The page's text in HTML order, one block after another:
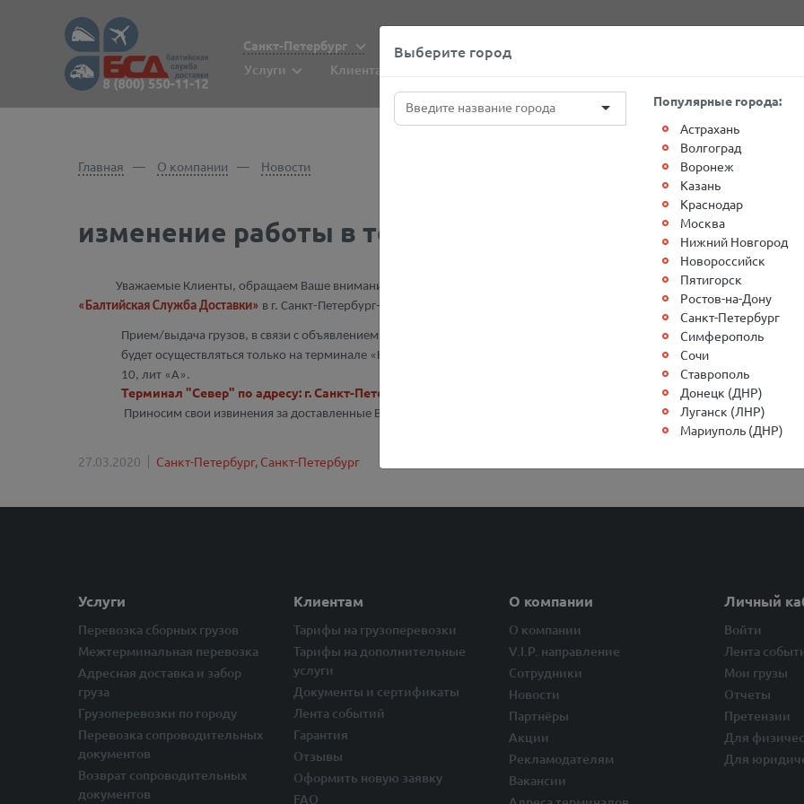
Санкт-Петербург +7(812)767-20-27
Услуги Клиентам
Главная О компании Новости
изменение работы в терминальных
Уважаемые Клиенты, обращаем Ваше внимание на изменение работы в терминальных комплексах ООО
«Балтийская Служба Доставки» в г. Санкт-Петербург-
Прием/выдача грузов, в связи с объявлением выходных дней в период с 30.04.2020 года по 05.04.2020 года,
будет осуществляться только на терминале «ЮГ», по адресу: г. Санкт-Петербург, Митрофаньевское шоссе, дом
10, лит «А».
Терминал "Север" по адресу: г. Санкт-Петербург,ул. Верхняя дом 12, закрыт.
Приносим свои извинения за доставленные Вам неудобства.
27.03.2020 Санкт-Петербург, Санкт-Петербург
Услуги
Перевозка сборных грузов
Межтерминальная перевозка
Адресная доставка и забор
груза
Грузоперевозки по городу
Перевозка сопроводительных
документов
Возврат сопроводительных
документов
Клиентам
Тарифы на грузоперевозки
Тарифы на дополнительные
услуги
Документы и сертификаты
Лента событий
Гарантия
Отзывы
Оформить новую заявку
FAQ
О компании
О компании
V.I.P. направление
Сотрудники
Новости
Партнёры
Акции
Рекламодателям
Вакансии
Личный
Войти
Лента
Мои грузы
Отчеты
Претензии
Для
Для
Выберите город
Популярные города:
Астрахань
Волгоград
Воронеж
Казань
Краснодар
Москва
Нижний Новгород
Новороссийск
Пятигорск
Ростов-на-Дону
Санкт-Петербург
Симферополь
Сочи
Ставрополь
Донецк (ДНР)
Луганск (ЛНР)
Мариуполь (ДНР)